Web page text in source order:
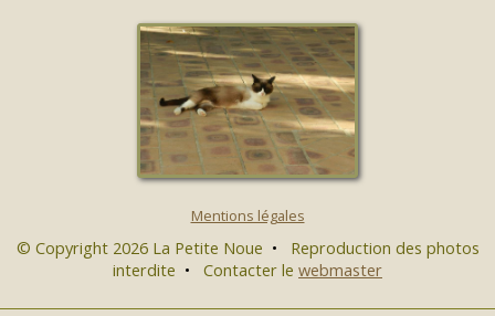
Mentions légales
© Copyright 2026 La Petite Noue •
Reproduction des photos
interdite • Contacter le webmaster